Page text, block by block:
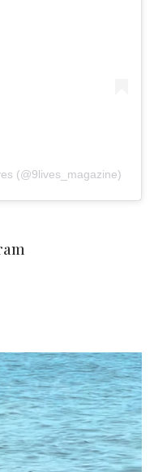
(@9lives_magazine)